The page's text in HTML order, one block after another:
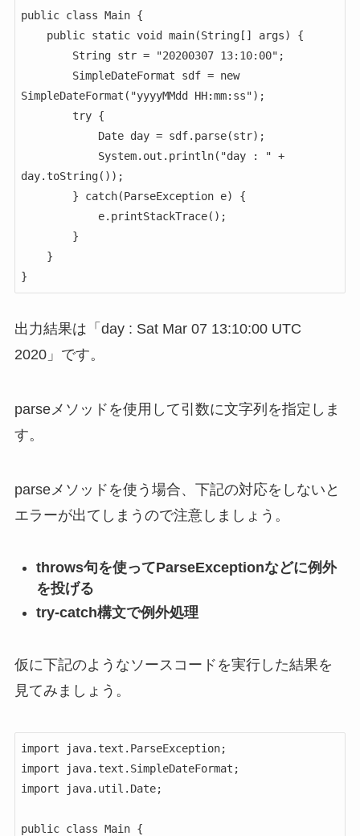
public class Main {
SimpleDateFormat("yyyyMMdd HH:mm:ss");
day.toString());
}
出力結果は「day : Sat Mar 07 13:10:00 UTC
2020」です。
parseメソッドを使用して引数に文字列を指定しま
す。
parseメソッドを使う場合、下記の対応をしないと
エラーが出てしまうので注意しましょう。
throws句を使ってParseExceptionなどに例外
を投げる
try-catch構文で例外処理
仮に下記のようなソースコードを実行した結果を
見てみましょう。
import java.text.ParseException;
import java.text.SimpleDateFormat;
import java.util.Date;
public class Main {